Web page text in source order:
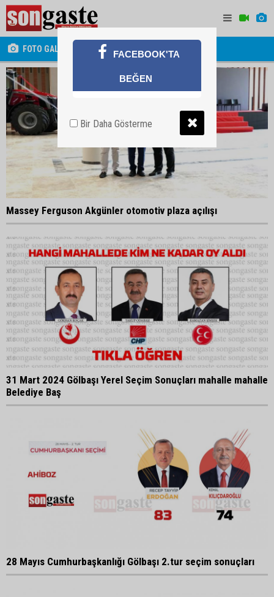
FOTO GALERİ
Massey Ferguson Akgünler otomotiv plaza açılışı
31 Mart 2024 Gölbaşı Yerel Seçim Sonuçları mahalle mahalle
Belediye Baş
28 Mayıs Cumhurbaşkanlığı Gölbaşı 2.tur seçim sonuçları
FACEBOOK'TA
BEĞEN
Bir Daha Gösterme